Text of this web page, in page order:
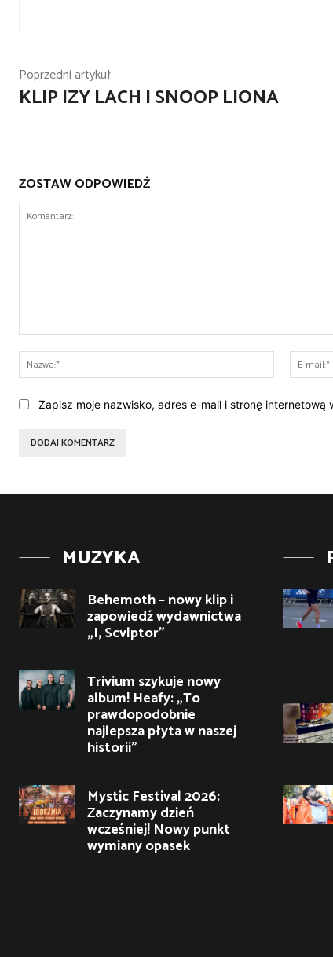
Poprzedni artykuł
KLIP IZY LACH I SNOOP LIONA
ZOSTAW ODPOWIEDŹ
Nazwa:*
Zapisz moje nazwisko, adres e-mail i stronę
MUZYKA
Behemoth – nowy klip i
zapowiedź wydawnictwa
„I, Scvlptor”
Trivium szykuje nowy
album! Heafy: „To
prawdopodobnie
najlepsza płyta w naszej
historii”
Mystic Festival 2026:
Zaczynamy dzień
wcześniej! Nowy punkt
wymiany opasek